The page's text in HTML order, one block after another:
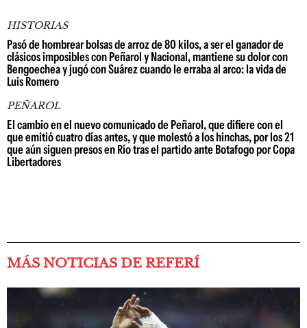
HISTORIAS
Pasó de hombrear bolsas de arroz de 80 kilos, a ser el ganador de
clásicos imposibles con Peñarol y Nacional, mantiene su dolor con
Bengoechea y jugó con Suárez cuando le erraba al arco: la vida de
Luis Romero
PEÑAROL
El cambio en el nuevo comunicado de Peñarol, que difiere con el
que emitió cuatro días antes, y que molestó a los hinchas, por los 21
que aún siguen presos en Río tras el partido ante Botafogo por Copa
Libertadores
MÁS NOTICIAS DE REFERÍ